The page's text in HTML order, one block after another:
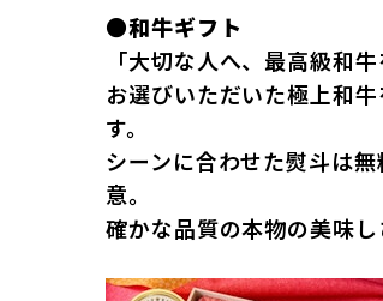
●和牛ギフト
「大切な人へ、最高級和牛
お選びいただいた極上和
す。
シーンに合わせた熨斗は
意。
確かな品質の本物の美味し